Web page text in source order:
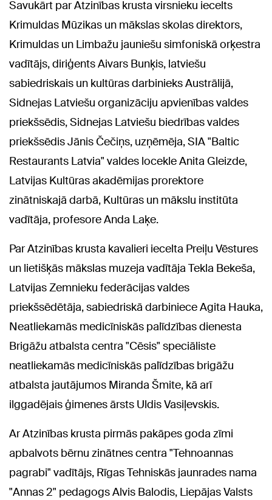
Savukārt par Atzinības krusta virsnieku iecelts
Krimuldas Mūzikas un mākslas skolas direktors,
Krimuldas un Limbažu jauniešu simfoniskā orķestra
vadītājs, diriģents Aivars Bunķis, latviešu
sabiedriskais un kultūras darbinieks Austrālijā,
Sidnejas Latviešu organizāciju apvienības valdes
priekšsēdis, Sidnejas Latviešu biedrības valdes
priekšsēdis Jānis Čečiņs, uzņēmēja, SIA "Baltic
Restaurants Latvia" valdes locekle Anita Gleizde,
Latvijas Kultūras akadēmijas prorektore
zinātniskajā darbā, Kultūras un mākslu institūta
vadītāja, profesore Anda Laķe.
Par Atzinības krusta kavalieri iecelta Preiļu Vēstures
un lietišķās mākslas muzeja vadītāja Tekla Bekeša,
Latvijas Zemnieku federācijas valdes
priekšsēdētāja, sabiedriskā darbiniece Agita Hauka,
Neatliekamās medicīniskās palīdzības dienesta
Brigāžu atbalsta centra "Cēsis" speciāliste
neatliekamās medicīniskās palīdzības brigāžu
atbalsta jautājumos Miranda Šmite, kā arī
ilggadējais ģimenes ārsts Uldis Vasiļevskis.
Ar Atzinības krusta pirmās pakāpes goda zīmi
apbalvots bērnu zinātnes centra "Tehnoannas
pagrabi" vadītājs, Rīgas Tehniskās jaunrades nama
"Annas 2" pedagogs Alvis Balodis, Liepājas Valsts